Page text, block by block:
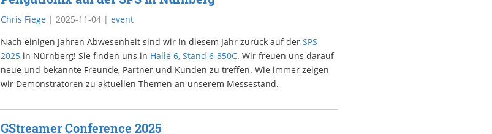
Chris Fiege | 2025-11-04| event
Nach einigen Jahren Abwesenheit sind wir in diesem Jahr zurück auf der SPS
2025in Nürnberg! Sie finden uns in Halle 6, Stand 6-350C. Wir freuen uns darauf
neue und bekannte Freunde, Partner und Kunden zu treffen. Wie immer zeigen
wir Demonstratoren zu aktuellen Themen an unserem Messestand.
GStreamer Conference 2025